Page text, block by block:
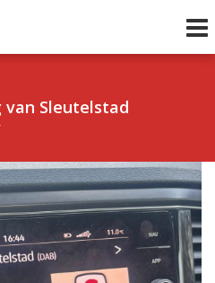
van Sleutelstad
1 van 0 Volgend uur